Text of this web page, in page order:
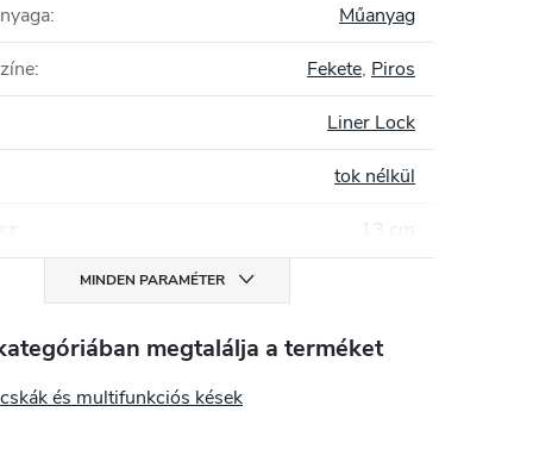
: Műanyag
: Fekete, Piros
Liner Lock
tok nélkül
13 cm
MINDEN PARAMÉTER
megtalálja a terméket
és multifunkciós kések